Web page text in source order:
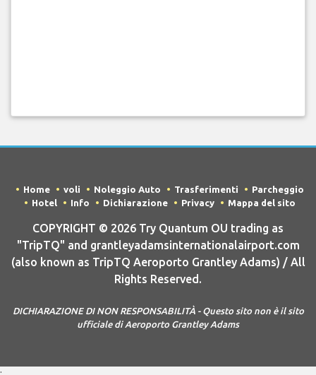
Home voli Noleggio Auto Trasferimenti
Parcheggio
Hotel
Info Dichiarazione Privacy Mappa del sito
COPYRIGHT © 2026 Try Quantum OU trading as
"TripTQ" and grantleyadamsinternationalairport.com
(also known as TripTQ Aeroporto Grantley Adams) / All
Rights Reserved.
DICHIARAZIONE DI NON RESPONSABILITÀ - Questo sito non è il sito
ufficiale di Aeroporto Grantley Adams